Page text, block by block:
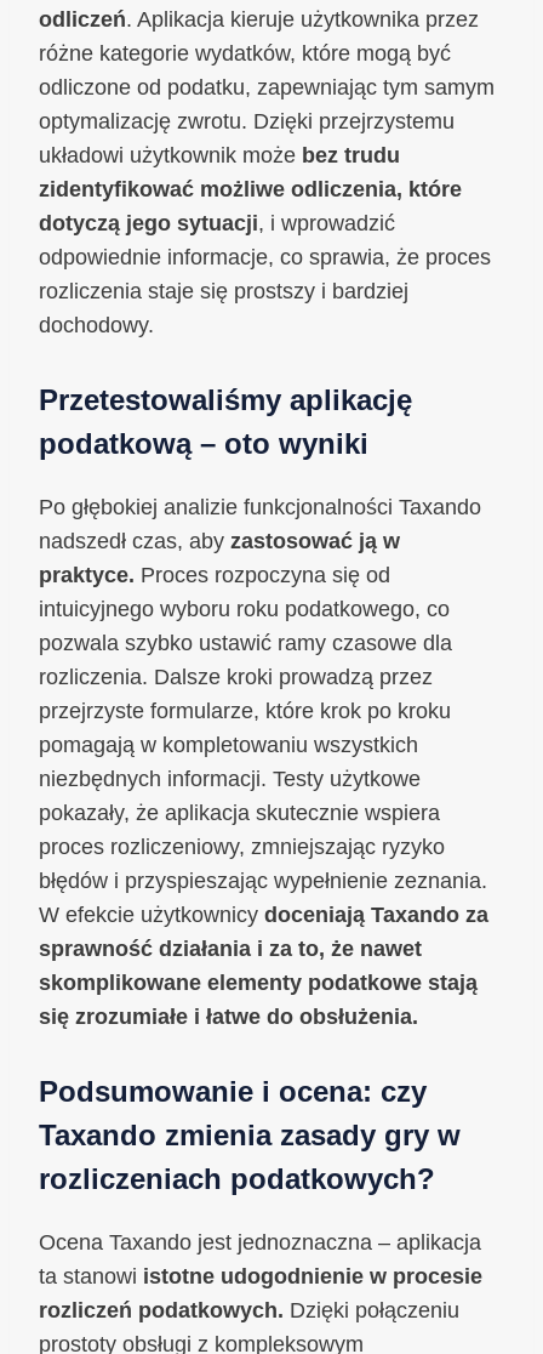
odliczeń. Aplikacja kieruje użytkownika przez
różne kategorie wydatków, które mogą być
odliczone od podatku, zapewniając tym samym
optymalizację zwrotu. Dzięki przejrzystemu
układowi użytkownik może bez trudu
zidentyfikować możliwe odliczenia, które
dotyczą jego sytuacji, i wprowadzić
odpowiednie informacje, co sprawia, że proces
rozliczenia staje się prostszy i bardziej
dochodowy.
Przetestowaliśmy aplikację
podatkową – oto wyniki
Po głębokiej analizie funkcjonalności Taxando
nadszedł czas, aby zastosować ją w
praktyce. Proces rozpoczyna się od
intuicyjnego wyboru roku podatkowego, co
pozwala szybko ustawić ramy czasowe dla
rozliczenia. Dalsze kroki prowadzą przez
przejrzyste formularze, które krok po kroku
pomagają w kompletowaniu wszystkich
niezbędnych informacji. Testy użytkowe
pokazały, że aplikacja skutecznie wspiera
proces rozliczeniowy, zmniejszając ryzyko
błędów i przyspieszając wypełnienie zeznania.
W efekcie użytkownicy doceniają Taxando za
sprawność działania i za to, że nawet
skomplikowane elementy podatkowe stają
się zrozumiałe i łatwe do obsłużenia.
Podsumowanie i ocena: czy
Taxando zmienia zasady gry w
rozliczeniach podatkowych?
Ocena Taxando jest jednoznaczna – aplikacja
ta stanowi istotne udogodnienie w procesie
rozliczeń podatkowych. Dzięki połączeniu
prostoty obsługi z kompleksowym